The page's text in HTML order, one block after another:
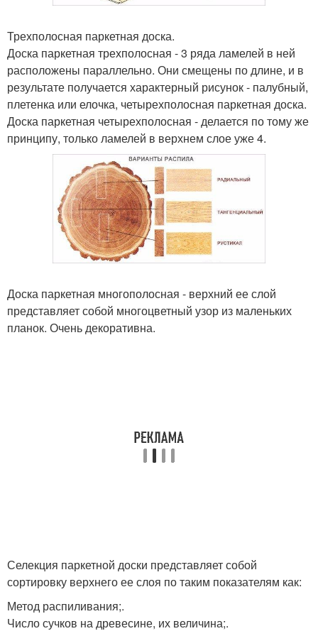
Трехполосная паркетная доска.
Доска паркетная трехполосная - 3 ряда ламелей в ней
расположены параллельно. Они смещены по длине, и в
результате получается характерный рисунок - палубный,
плетенка или елочка, четырехполосная паркетная доска.
Доска паркетная четырехполосная - делается по тому же
принципу, только ламелей в верхнем слое уже 4.
Доска паркетная многополосная - верхний ее слой
представляет собой многоцветный узор из маленьких
планок. Очень декоративна.
Селекция паркетной доски представляет собой
сортировку верхнего ее слоя по таким показателям как:
Метод распиливания;.
Число сучков на древесине, их величина;.